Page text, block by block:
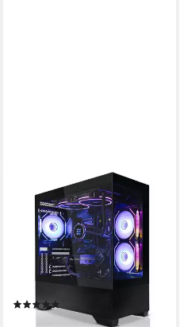
SYSTEMTREFF
Intel Core i9-12900K mit
AMD Radeon RX 9070 XT
16GB Gaming-PC
Intel 12900K Prozessor
Radeon RX 9070 XT 16 GB Grafikkarte
32 GB DDR5
Arbeitsspeicher
2.409,90 € UVP3.809,90 €